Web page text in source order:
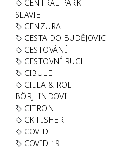
CENTRAL PARK
SLAVIE
CENZURA
CESTA DO BUDĚJOVIC
CESTOVÁNÍ
CESTOVNÍ RUCH
CIBULE
CILLA & ROLF
BÖRJLINDOVI
CITRON
CK FISHER
COVID
COVID-19